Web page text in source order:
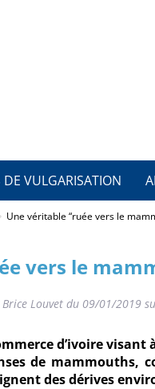
DE VULGARISATION
Une véritable “ruée vers le
vers le
Louvet du 09/01/2019
d’ivoire
de mammouths,
des dérives